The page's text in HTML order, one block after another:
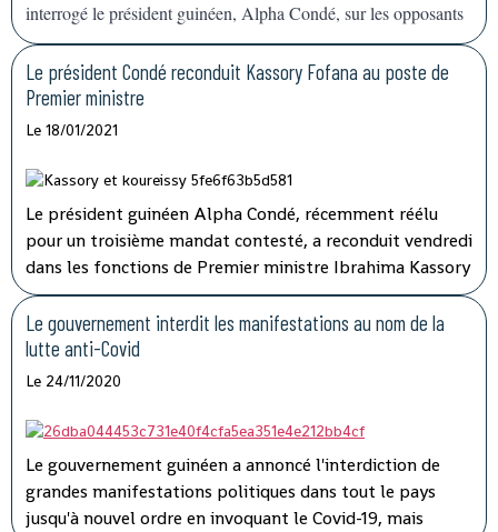
interrogé le président guinéen, Alpha Condé, sur les opposants
en prison, agitant la menace de« mesures »contre Conakry.
Le président Condé reconduit Kassory Fofana au poste de
Premier ministre
Le 18/01/2021
Le président guinéen Alpha Condé, récemment réélu
pour un troisième mandat contesté, a reconduit vendredi
dans les fonctions de Premier ministre Ibrahima Kassory
Fofana qui avait auparavant présenté la démission de
son gouvernement.
Le gouvernement interdit les manifestations au nom de la
lutte anti-Covid
Le 24/11/2020
Le gouvernement guinéen a annoncé l'interdiction de
grandes manifestations politiques dans tout le pays
jusqu'à nouvel ordre en invoquant le Covid-19, mais